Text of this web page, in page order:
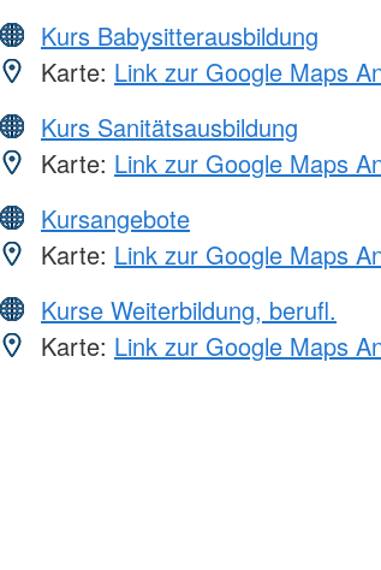
Kurs Babysitterausbildung
Karte: Link zur Google Maps
Kurs Sanitätsausbildung
Karte: Link zur Google Maps
Kursangebote
Karte: Link zur Google Maps
Kurse Weiterbildung, berufl.
Karte: Link zur Google Maps